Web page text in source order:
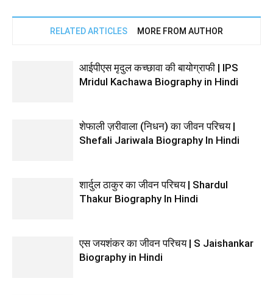
RELATED ARTICLES MORE FROM AUTHOR
आईपीएस मृदुल कच्छावा की बायोग्राफी | IPS
Mridul Kachawa Biography in Hindi
शेफाली ज़रीवाला (निधन) का जीवन परिचय |
Shefali Jariwala Biography In Hindi
शार्दुल ठाकुर का जीवन परिचय | Shardul
Thakur Biography In Hindi
एस जयशंकर का जीवन परिचय | S Jaishankar
Biography in Hindi